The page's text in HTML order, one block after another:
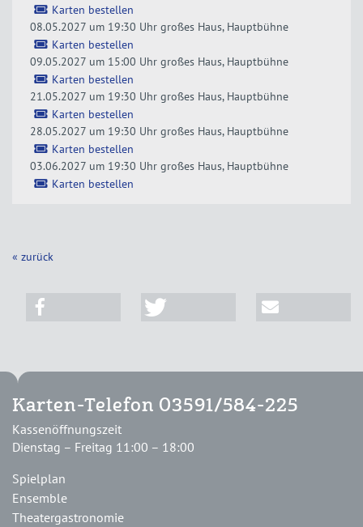
Karten bestellen
08.05.2027 um 19:30 Uhr großes Haus, Hauptbühne
Karten bestellen
09.05.2027 um 15:00 Uhr großes Haus, Hauptbühne
Karten bestellen
21.05.2027 um 19:30 Uhr großes Haus, Hauptbühne
Karten bestellen
28.05.2027 um 19:30 Uhr großes Haus, Hauptbühne
Karten bestellen
03.06.2027 um 19:30 Uhr großes Haus, Hauptbühne
Karten bestellen
« zurück
Karten-Telefon 03591/584-225
Kassenöffnungszeit
Dienstag – Freitag 11:00 – 18:00
Spielplan
Ensemble
Theatergastronomie